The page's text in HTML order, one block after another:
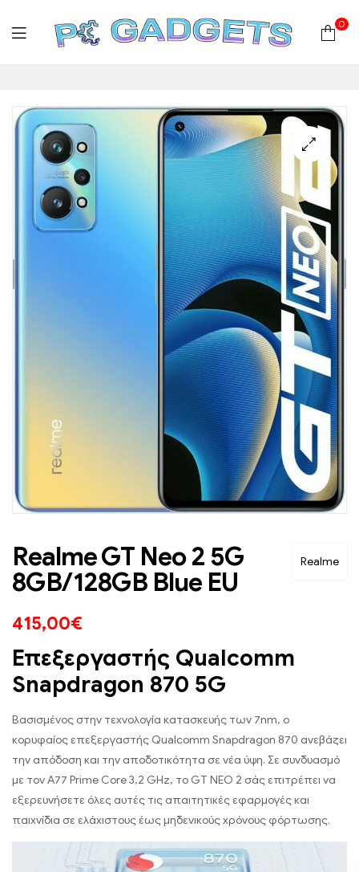
Gadgets
Plus
|
Hardware
Αναλώσιμα
0
Realme
Realme GT Neo 2 5G
8GB/128GB Blue EU
415,00€
Επεξεργαστής Qualcomm
Snapdragon 870 5G
Βασισμένος στην τεχνολογία κατασκευής των 7nm, ο
κορυφαίος επεξεργαστής Qualcomm Snapdragon 870 ανεβάζει
την απόδοση και την αποδοτικότητα σε νέα ύψη. Σε συνδυασμό
με τον A77 Prime Core 3,2 GHz, το GT NEO 2 σάς επιτρέπει να
εξερευνήσετε όλες αυτές τις απαιτητικές εφαρμογές και
παιχνίδια σε ελάχιστους έως μηδενικούς χρόνους φόρτωσης.